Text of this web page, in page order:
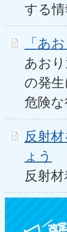
する情
「あ
あお
の発
危険
反射
ょう
反射